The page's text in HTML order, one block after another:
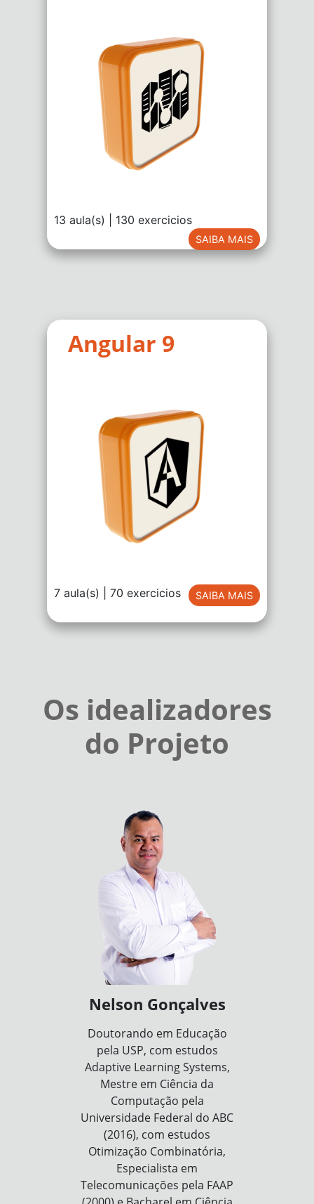
13 aula(s) | 130 exercicios
SAIBA MAIS
Angular 9
7 aula(s) | 70 exercicios SAIBA MAIS
Os idealizadores
do Projeto
Nelson Gonçalves
Doutorando em Educação
pela USP, com estudos
Adaptive Learning Systems,
Mestre em Ciência da
Computação pela
Universidade Federal do ABC
(2016), com estudos
Otimização Combinatória,
Especialista em
Telecomunicações pela FAAP